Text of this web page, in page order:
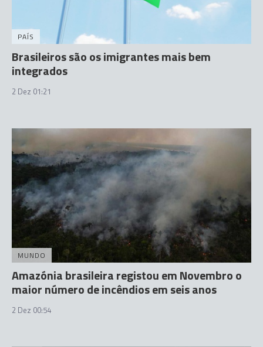
PAÍS
Brasileiros são os imigrantes mais bem
integrados
2 Dez 01:21
MUNDO
Amazónia brasileira registou em Novembro o
maior número de incêndios em seis anos
2 Dez 00:54